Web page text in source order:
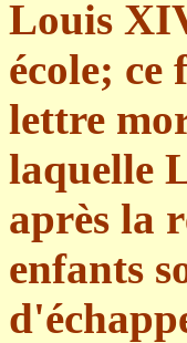
Louis
école;
lettre
laquelle
après la
enfants